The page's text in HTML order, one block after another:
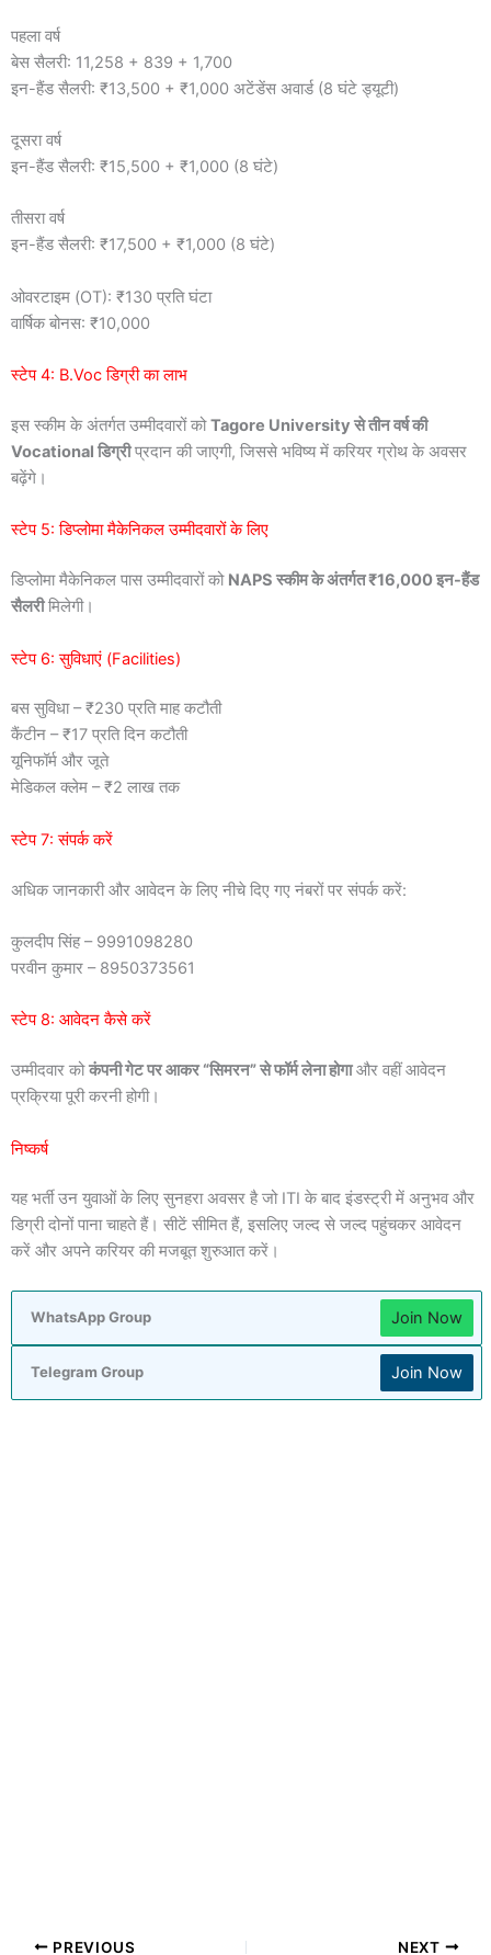
पहला वर्ष
बेस सैलरी: 11,258 + 839 + 1,700
इन-हैंड सैलरी: ₹13,500 + ₹1,000 अटेंडेंस अवार्ड (8 घंटे ड्यूटी)
दूसरा वर्ष
इन-हैंड सैलरी: ₹15,500 + ₹1,000 (8 घंटे)
तीसरा वर्ष
इन-हैंड सैलरी: ₹17,500 + ₹1,000 (8 घंटे)
ओवरटाइम (OT): ₹130 प्रति घंटा
वार्षिक बोनस: ₹10,000
स्टेप 4: B.Voc डिग्री का लाभ
इस स्कीम के अंतर्गत उम्मीदवारों कोTagore University से तीन वर्ष की
Vocational डिग्रीप्रदान की जाएगी, जिससे भविष्य में करियर ग्रोथ के अवसर
बढ़ेंगे।
स्टेप 5: डिप्लोमा मैकेनिकल उम्मीदवारों के लिए
डिप्लोमा मैकेनिकल पास उम्मीदवारों को NAPS स्कीम के अंतर्गत ₹16,000 इन-हैंड
सैलरीमिलेगी।
स्टेप 6: सुविधाएं (Facilities)
बस सुविधा – ₹230 प्रति माह कटौती
कैंटीन – ₹17 प्रति दिन कटौती
यूनिफॉर्म और जूते
मेडिकल क्लेम – ₹2 लाख तक
स्टेप 7: संपर्क करें
अधिक जानकारी और आवेदन के लिए नीचे दिए गए नंबरों पर संपर्क करें:
कुलदीप सिंह – 9991098280
परवीन कुमार – 8950373561
स्टेप 8: आवेदन कैसे करें
उम्मीदवार कोकंपनी गेट पर आकर “सिमरन” से फॉर्म लेना होगाऔर वहीं आवेदन
प्रक्रिया पूरी करनी होगी।
निष्कर्ष
यह भर्ती उन युवाओं के लिए सुनहरा अवसर है जो ITI के बाद इंडस्ट्री में अनुभव और
डिग्री दोनों पाना चाहते हैं। सीटें सीमित हैं, इसलिए जल्द से जल्द पहुंचकर आवेदन
करें और अपने करियर की मजबूत शुरुआत करें।
WhatsApp Group Join Now
Telegram Group Join Now
PREVIOUS NEXT